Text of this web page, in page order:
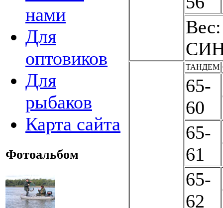
нами
Для
оптовиков
Для
рыбаков
Карта сайта
Фотоальбом
ТАНДЕМ
65-
60
65-
61
65-
62